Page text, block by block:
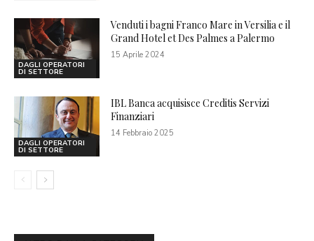
DAGLI OPERATORI
DI SETTORE
Venduti i bagni Franco Mare in Versilia e il
Grand Hotel et Des Palmes a Palermo
15 Aprile 2024
DAGLI OPERATORI
DI SETTORE
IBL Banca acquisisce Creditis Servizi
Finanziari
14 Febbraio 2025